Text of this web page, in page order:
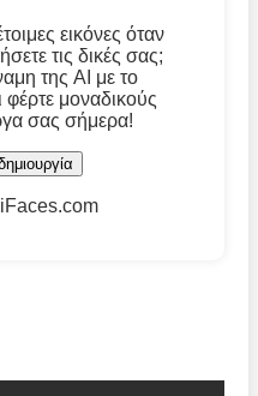
εικόνες όταν
τις δικές σας;
της AI με το
μοναδικούς
σας σήμερα!